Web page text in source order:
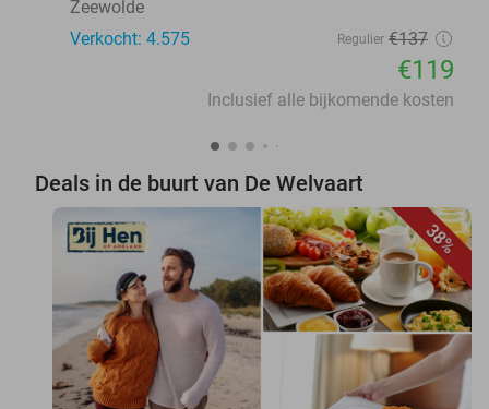
Zeewolde
Verkocht: 4.575
Regulier €137
€119
Inclusief alle bijkomende kosten
Deals in de buurt van De Welvaart
38%